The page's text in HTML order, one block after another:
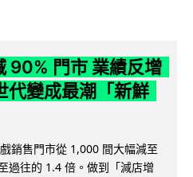
90% 門市 業績反增
代變成最潮「新鮮
銷售門市從 1,000 間大幅減至
過往的 1.4 倍。做到「減店增